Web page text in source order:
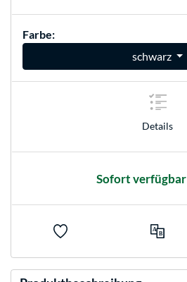
Farbe:
schwarz
Details
Sofort verfügbar